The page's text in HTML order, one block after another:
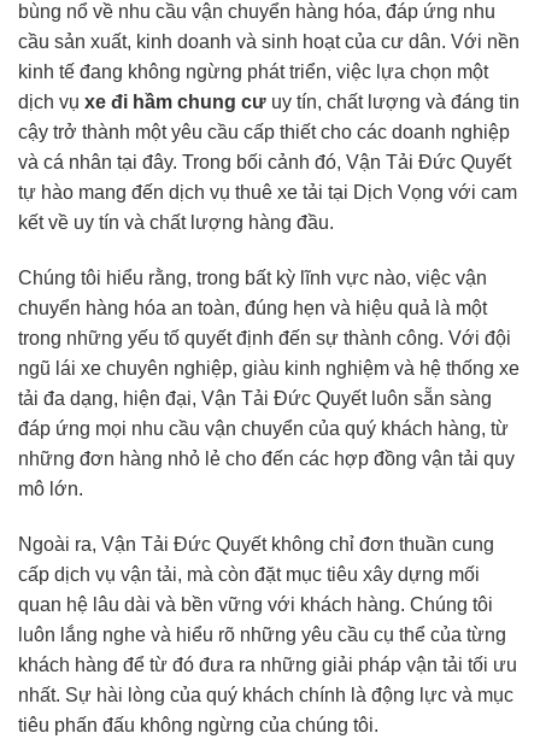
bùng nổ về nhu cầu vận chuyển hàng hóa, đáp ứng nhu
cầu sản xuất, kinh doanh và sinh hoạt của cư dân. Với nền
kinh tế đang không ngừng phát triển, việc lựa chọn một
dịch vụ xe đi hầm chung cư uy tín, chất lượng và đáng tin
cậy trở thành một yêu cầu cấp thiết cho các doanh nghiệp
và cá nhân tại đây. Trong bối cảnh đó, Vận Tải Đức Quyết
tự hào mang đến dịch vụ thuê xe tải tại Dịch Vọng với cam
kết về uy tín và chất lượng hàng đầu.
Chúng tôi hiểu rằng, trong bất kỳ lĩnh vực nào, việc vận
chuyển hàng hóa an toàn, đúng hẹn và hiệu quả là một
trong những yếu tố quyết định đến sự thành công. Với đội
ngũ lái xe chuyên nghiệp, giàu kinh nghiệm và hệ thống xe
tải đa dạng, hiện đại, Vận Tải Đức Quyết luôn sẵn sàng
đáp ứng mọi nhu cầu vận chuyển của quý khách hàng, từ
những đơn hàng nhỏ lẻ cho đến các hợp đồng vận tải quy
mô lớn.
Ngoài ra, Vận Tải Đức Quyết không chỉ đơn thuần cung
cấp dịch vụ vận tải, mà còn đặt mục tiêu xây dựng mối
quan hệ lâu dài và bền vững với khách hàng. Chúng tôi
luôn lắng nghe và hiểu rõ những yêu cầu cụ thể của từng
khách hàng để từ đó đưa ra những giải pháp vận tải tối ưu
nhất. Sự hài lòng của quý khách chính là động lực và mục
tiêu phấn đấu không ngừng của chúng tôi.